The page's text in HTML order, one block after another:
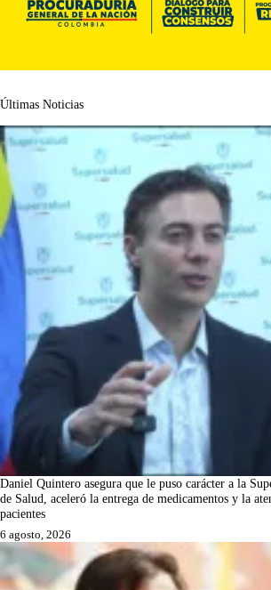
Últimas Noticias
Daniel Quintero asegura que le puso carácter a la
de Salud, aceleró la entrega de medicamentos y la
pacientes
6 agosto, 2026